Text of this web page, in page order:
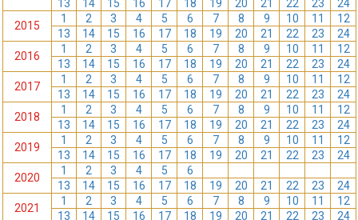
13
14 15 16 17 18 19 20 21 22 23
24
2015
1 2 3 4 5 6 7 8 9 10 11
12
13
14 15 16 17 18 19 20 21 22 23
24
2016
1 2 3 4 5 6 7 8 9 10 11
12
13
14 15 16 17 18 19 20 21 22 23
24
2017
1 2 3 4 5 6 7 8 9 10 11
12
13
14 15 16 17 18 19 20 21 22 23
24
2018
1 2 3 4 5 6 7 8 9 10 11
12
13
14 15 16 17 18 19 20 21 22 23
24
2019
1 2 3 4 5 6 7 8 9 10 11
12
13
14 15 16 17 18 19 20 21 22 23
24
2020
1 2 3 4 5 6
13
14 15 16 17 18 19 20 21 22 23
24
2021
1 2 3 4 5 6 7 8 9 10 11
12
13
14 15 16 17 18 19 20 21 22 23
24